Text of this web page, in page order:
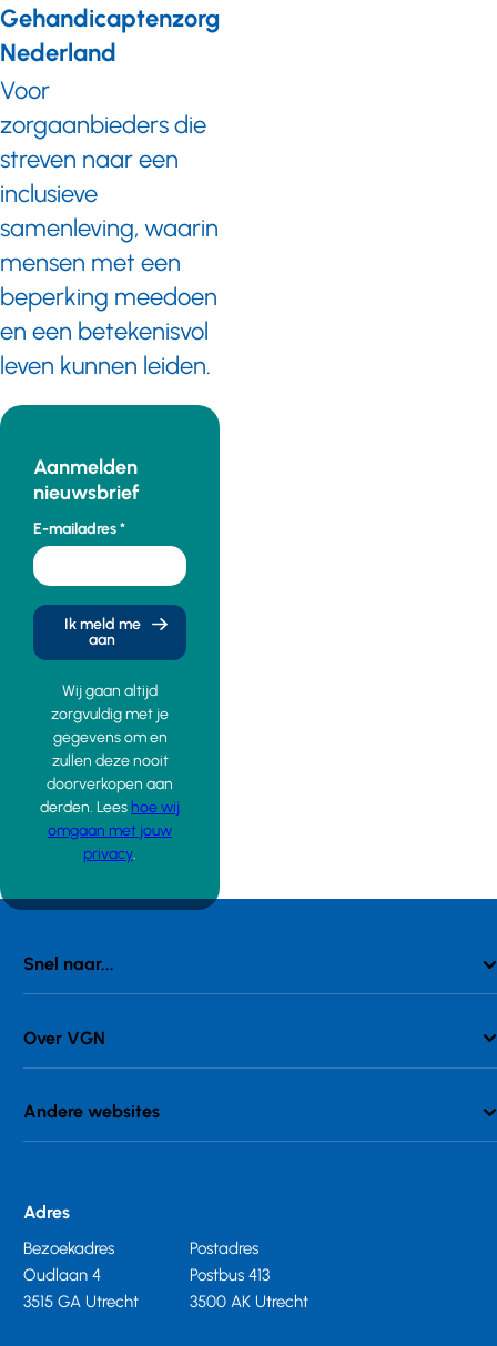
Gehandicaptenzorg
Nederland
Voor
zorgaanbieders die
streven naar een
inclusieve
samenleving, waarin
mensen met een
beperking meedoen
en een betekenisvol
leven kunnen leiden.
Aanmelden
nieuwsbrief
E-mailadres
Ik meld me
aan
Wij gaan altijd
zorgvuldig met je
gegevens om en
zullen deze nooit
doorverkopen aan
derden. Lees hoe wij
omgaan met jouw
privacy.
Snel naar...
Over VGN
Andere websites
Adres
Bezoekadres
Oudlaan 4
3515 GA Utrecht
Postadres
Postbus 413
3500 AK Utrecht